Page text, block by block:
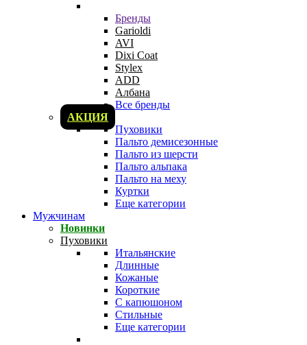
Бренды
Garioldi
AVI
Dixi Coat
Stylex
ADD
Албана
Все бренды
АКЦИЯ
Пуховики
Пальто демисезонные
Пальто из шерсти
Пальто альпака
Пальто на меху
Куртки
Еще категории
Мужчинам
Новинки
Пуховики
Итальянские
Длинные
Кожаные
Короткие
С капюшоном
Стильные
Еще категории